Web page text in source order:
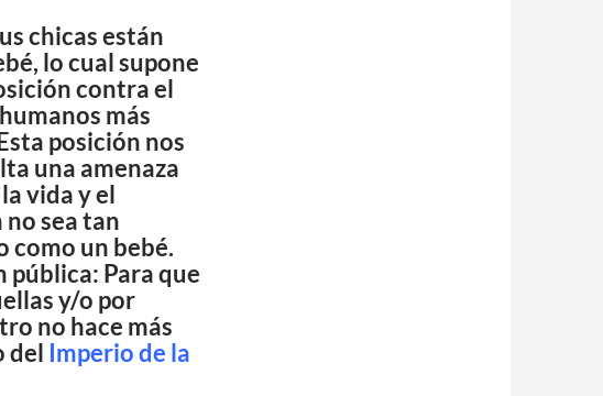
chicas están
lo cual supone
contra el
más
posición nos
una amenaza
vida y el
sea tan
como un bebé.
pública: Para que
y/o por
no hace más
del Imperio de la